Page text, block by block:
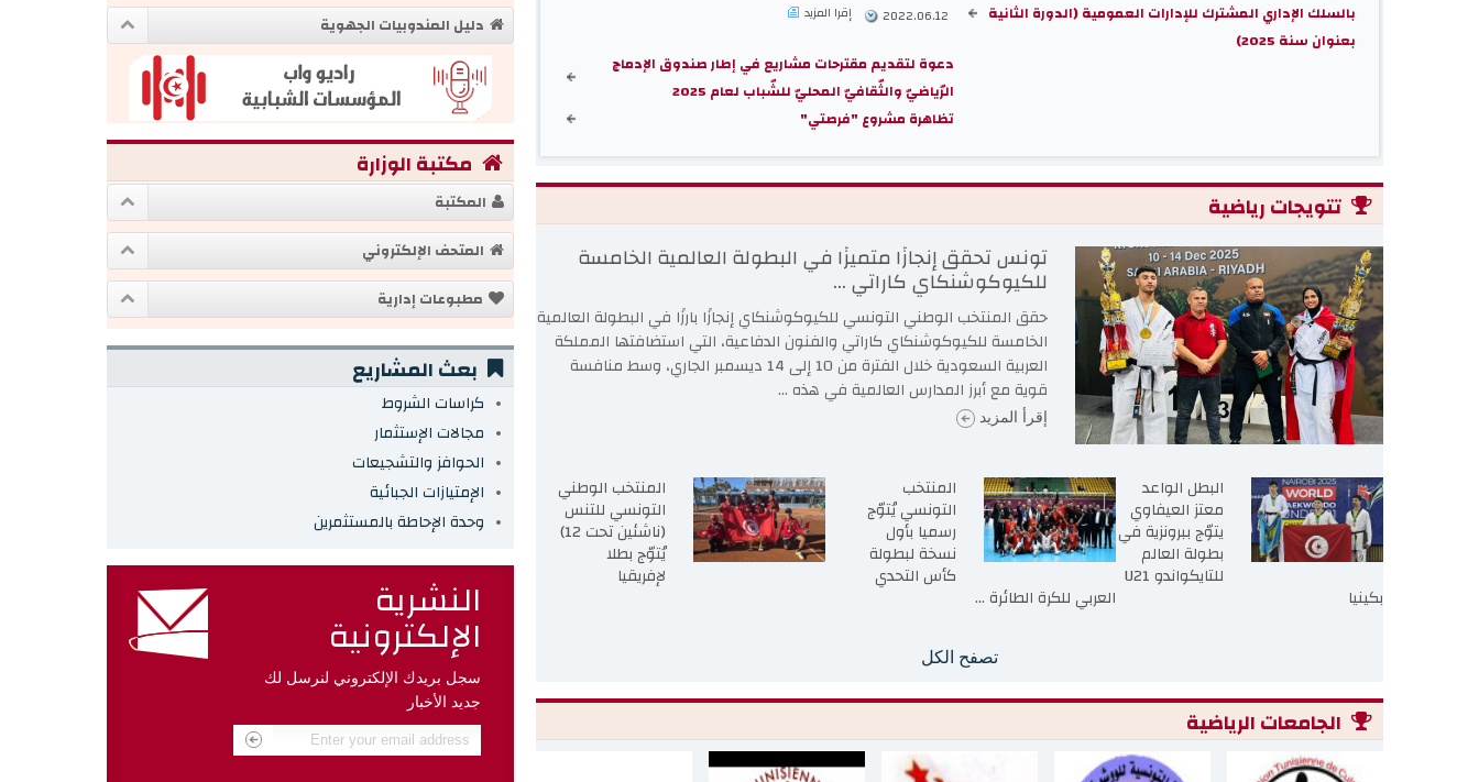
2022.06.12 إقرا المزيد
دعوة لتقديم مقترحات مشاريع في إطار صندوق الإدماج
الرّياضيّ والثّقافيّ المحليّ للشّباب لعام 2025
تظاهرة مشروع "فرصتي"
بالسلك الإداري المشترك للإدارات العمومية (الدورة الثانية
بعنوان سنة 2025)
تتويجات رياضية
تونس تحقق إنجازًا متميزًا في البطولة العالمية الخامسة
للكيوكوشنكاي كاراتي ...
حقق المنتخب الوطني التونسي للكيوكوشنكاي إنجازًا بارزًا في البطولة العالمية
الخامسة للكيوكوشنكاي كاراتي والفنون الدفاعية، التي استضافتها المملكة
العربية السعودية خلال الفترة من 10 إلى 14 ديسمبر الجاري، وسط منافسة
قوية مع أبرز المدارس العالمية في هذه ...
إقرأ المزيد
البطل الواعد
معتز العيفاوي
يتوّج ببرونزية في
بطولة العالم
للتايكواندو U21
بكينيا
المنتخب
التونسي يُتوّج
رسميا بأول
نسخة لبطولة
كأس التحدي
العربي للكرة الطائرة ...
المنتخب الوطني
التونسي للتنس
(ناشئين تحت 12)
يُتوّج بطلا
لإفريقيا
تصفح الكل
الجامعات الرياضية
دليل المندوبيات الجهوية
مكتبة الوزارة
المكتبة
المتحف الإلكتروني
مطبوعات إدارية
بعث المشاريع
كراسات الشروط
مجالات الإستثمار
الحوافز والتشجيعات
الإمتيازات الجبائية
وحدة الإحاطة بالمستثمرين
النشرية
الإلكترونية
سجل بريدك الإلكتروني لنرسل لك
جديد الأخبار